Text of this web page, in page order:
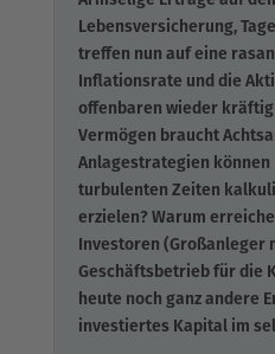
Lebensversicherung,
treffen nun auf eine
Inflationsrate und die
offenbaren wieder
Vermögen braucht
Anlagestrategien
turbulenten Zeiten
erzielen? Warum
Investoren (Großanleger
Geschäftsbetrieb für die
heute noch ganz andere
investiertes Kapital im